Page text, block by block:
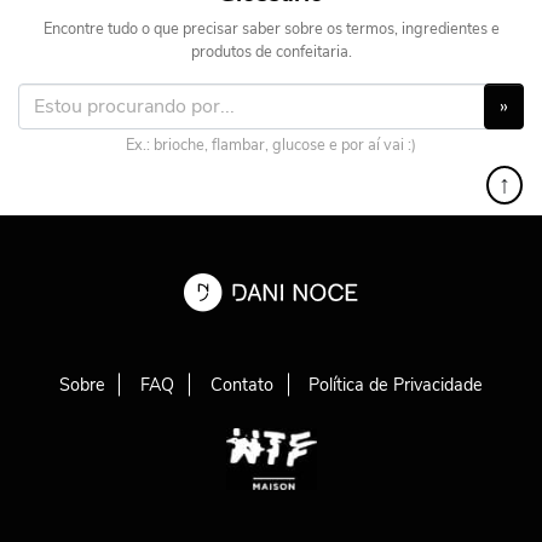
Encontre tudo o que precisar saber sobre os termos, ingredientes e
produtos de confeitaria.
»
Ex.: brioche, flambar, glucose e por aí vai :)
↑
Sobre FAQ Contato Política de Privacidade